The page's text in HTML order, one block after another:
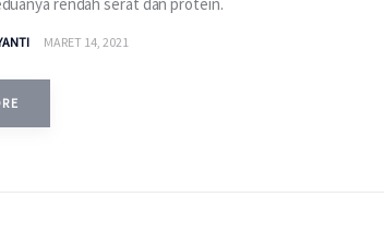
MARET 14, 2021